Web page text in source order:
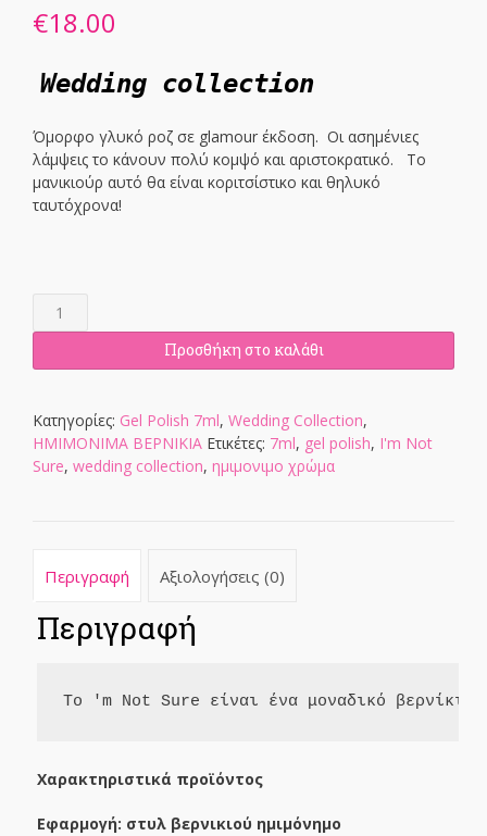
€18.00
Wedding collection
Όμορφο γλυκό ροζ σε glamour έκδοση. Οι ασημένιες
λάμψεις το κάνουν πολύ κομψό και αριστοκρατικό. Το
μανικιούρ αυτό θα είναι κοριτσίστικο και θηλυκό
ταυτόχρονα!
Not
-
Polish
7ml
ποσότητα
Προσθήκη στο καλάθι
Κατηγορίες: Gel Polish 7ml, Wedding Collection,
ΗΜΙΜΟΝΙΜΑ ΒΕΡΝΙΚΙΑ Ετικέτες: 7ml, gel polish, I'm Not
Sure, wedding collection, ημιμονιμο χρώμα
Περιγραφή Αξιολογήσεις (0)
Περιγραφή
Το 'm Not Sure είναι ένα μοναδικό βερνίκι
Χαρακτηριστικά προϊόντος
Εφαρμογή: στυλ βερνικιού ημιμόνημο